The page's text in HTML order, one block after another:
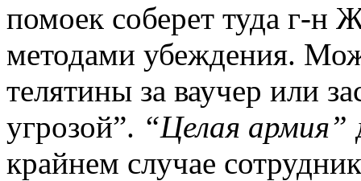
помоек соберет туда г-н
методами убеждения.
телятины за ваучер или
угрозой”. “Целая армия”
крайнем случае